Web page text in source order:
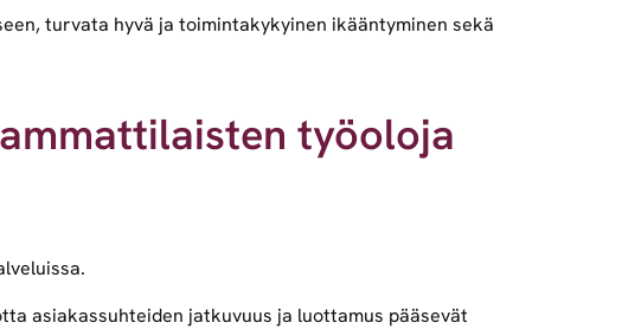
turvata hyvä ja toimintakykyinen ikääntyminen sekä
työoloja
asiakassuhteiden jatkuvuus ja luottamus pääsevät